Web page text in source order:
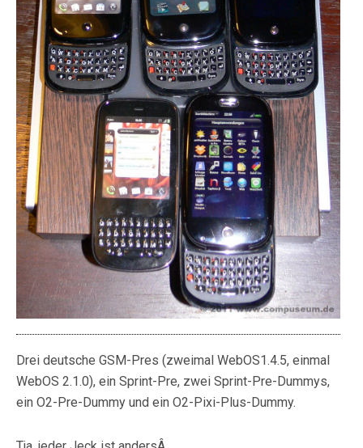
Drei deutsche GSM-Pres (zweimal WebOS1.4.5, einmal
WebOS 2.1.0), ein Sprint-Pre, zwei Sprint-Pre-Dummys,
ein O2-Pre-Dummy und ein O2-Pixi-Plus-Dummy.